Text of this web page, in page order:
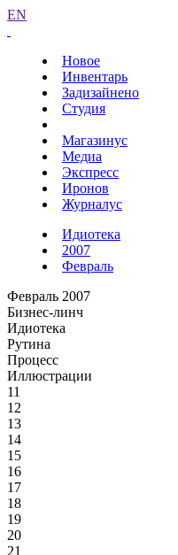
EN
Новое
Инвентарь
Задизайнено
Студия
Магазинус
Медиа
Экспресс
Иронов
Журналус
Идиотека
2007
Февраль
Февраль 2007
Бизнес-линч
Идиотека
Рутина
Процесс
Иллюстрации
11
12
13
14
15
16
17
18
19
20
21